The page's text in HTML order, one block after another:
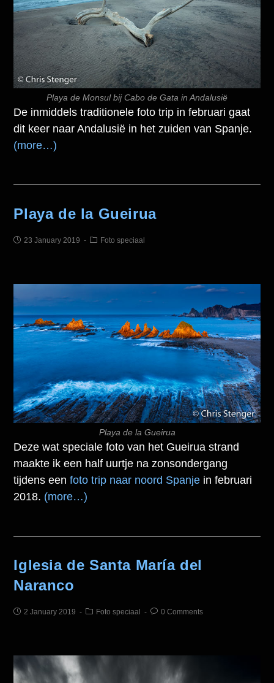
Playa de Monsul bij Cabo de Gata in Andalusië
De inmiddels traditionele foto trip in februari gaat
dit keer naar Andalusië in het zuiden van Spanje.
(more…)
Playa de la Gueirua
23 January 2019 Foto speciaal
Playa de la Gueirua
Deze wat speciale foto van het Gueirua strand
maakte ik een half uurtje na zonsondergang
tijdens eenfoto trip naar noord Spanje in februari
2018. (more…)
Iglesia de Santa María del
Naranco
2 January 2019 Foto speciaal 0 Comments